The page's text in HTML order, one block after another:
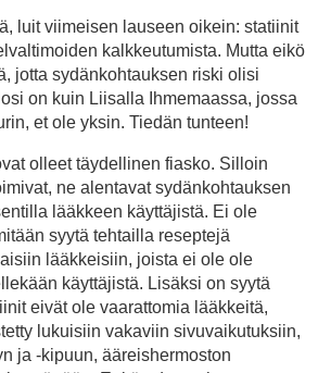
luit viimeisen lauseen oikein: statiinit
kalkkeutumista. Mutta eikö
jotta sydänkohtauksen riski olisi
on kuin Liisalla Ihmemaassa, jossa
et ole yksin. Tiedän tunteen!
olleet täydellinen fiasko. Silloin
ne alentavat sydänkohtauksen
lääkkeen käyttäjistä. Ei ole
syytä tehtailla reseptejä
lääkkeisiin, joista ei ole ole
käyttäjistä. Lisäksi on syytä
eivät ole vaarattomia lääkkeitä,
lukuisiin vakaviin sivuvaikutuksiin,
ja -kipuun, ääreishermoston